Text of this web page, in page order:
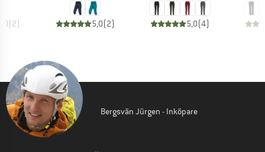
(2) 5,0(2) 5,0(4)
Bergsvän Jürgen - Inköpare